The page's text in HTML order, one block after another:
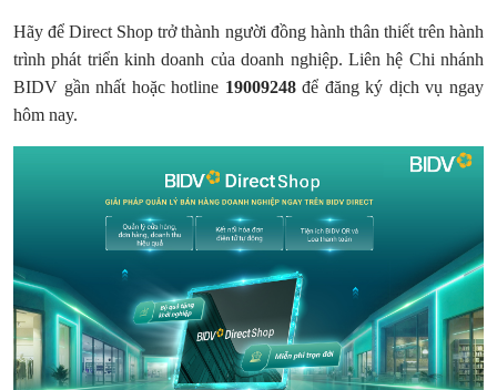
Hãy để Direct Shop trở thành người đồng hành thân thiết trên hành
trình phát triển kinh doanh của doanh nghiệp. Liên hệ Chi nhánh
BIDV gần nhất hoặc hotline 19009248để đăng ký dịch vụ ngay
hôm nay.